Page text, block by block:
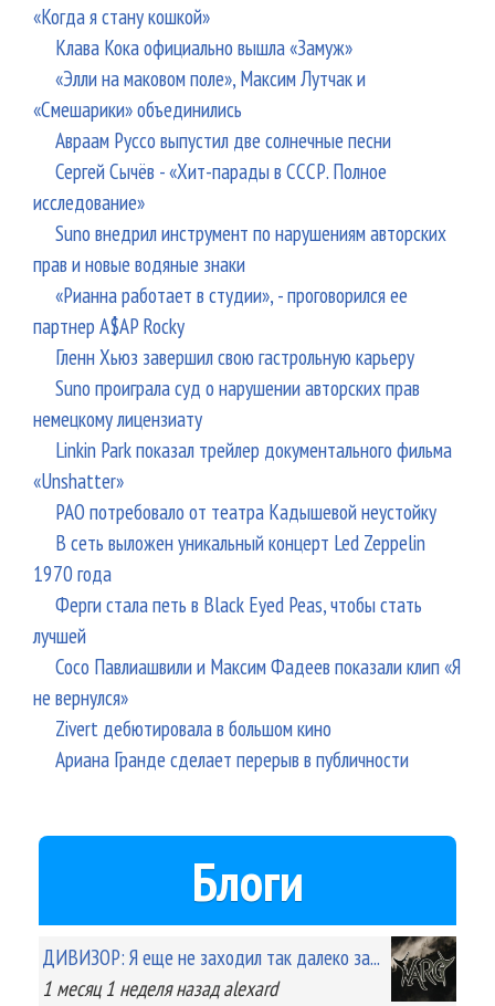
«Когда я стану кошкой»
Клава Кока официально вышла «Замуж»
«Элли на маковом поле», Максим Лутчак и
«Смешарики» объединились
Авраам Руссо выпустил две солнечные песни
Сергей Сычёв - «Хит-парады в СССР. Полное
исследование»
Suno внедрил инструмент по нарушениям авторских
прав и новые водяные знаки
«Рианна работает в студии», - проговорился ее
партнер A$AP Rocky
Гленн Хьюз завершил свою гастрольную карьеру
Suno проиграла суд о нарушении авторских прав
немецкому лицензиату
Linkin Park показал трейлер документального фильма
«Unshatter»
РАО потребовало от театра Кадышевой неустойку
В сеть выложен уникальный концерт Led Zeppelin
1970 года
Ферги стала петь в Black Eyed Peas, чтобы стать
лучшей
Сосо Павлиашвили и Максим Фадеев показали клип «Я
не вернулся»
Zivert дебютировала в большом кино
Ариана Гранде сделает перерыв в публичности
Блоги
ДИВИЗОР: Я еще не заходил так далеко за...
1 месяц 1 неделяназад alexard